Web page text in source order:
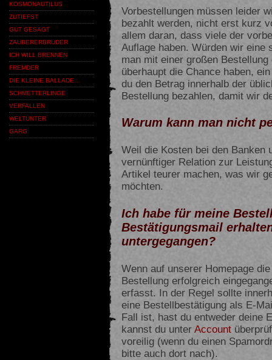
KOSMONAUTILUS
ZUTIEFST
GUT GESAGT
ZAUBERERBRUDER
ICH WILL BRENNEN
FREMDER
DIE KLEINE BALLADE…
SCHMETTERLINGE
VERFALLEN
WELTUNTER
GARG
Vorbestellungen müssen leider
bezahlt werden, nicht erst kurz
allem daran, dass viele der
Auflage haben. Würden wir eine
man mit einer großen
überhaupt die Chance haben,
du den Betrag innerhalb der
Bestellung bezahlen, damit wir
Warum kann man nicht
Weil die Kosten bei den Banken
vernünftiger Relation zur
Artikel teurer machen, was wir
möchten.
Ich habe für meine
Bestätigungsmail
untergegangen?
Wenn auf unserer Homepage
Bestellung erfolgreich
erfasst. In der Regel sollte
eine Bestellbestätigung als E-
Fall ist, hast du entweder deine
kannst du unter Account
voreilig (wenn du einen
bitte auch dort nach).